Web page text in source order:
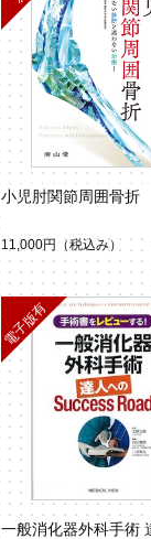
小児肘関節周囲骨折
11,000円 （税込み）
一般消化器外科手術